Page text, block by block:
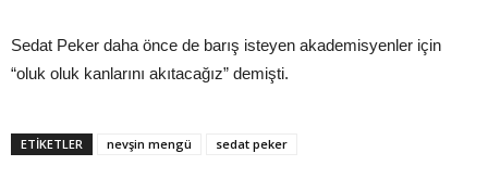
Sedat Peker daha önce de barış isteyen akademisyenler için
“oluk oluk kanlarını akıtacağız” demişti.
ETIKETLER nevşin mengü sedat peker